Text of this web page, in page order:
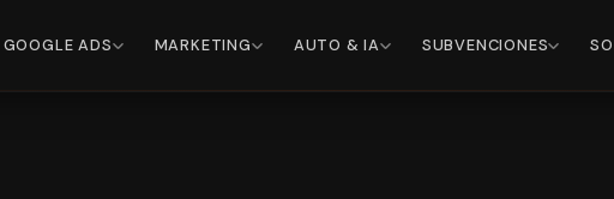
GOOGLE ADS MARKETING AUTO & IA SUBVENCIONES